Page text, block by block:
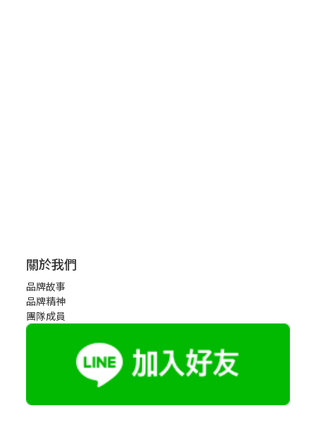
關於我們
品牌故事
品牌精神
團隊成員